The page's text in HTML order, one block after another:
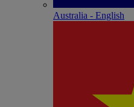
Australia - English